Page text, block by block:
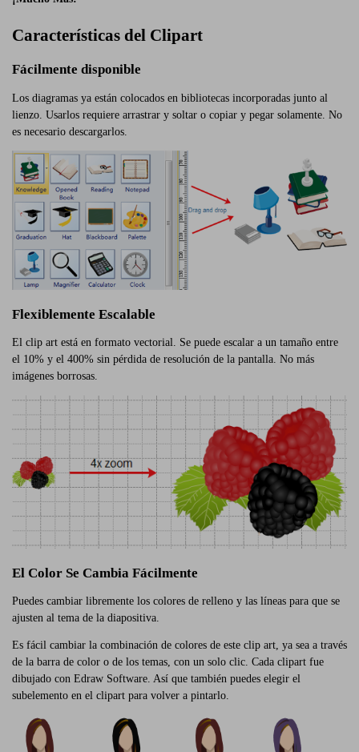
Características del Clipart
Fácilmente disponible
Los diagramas ya están colocados en bibliotecas incorporadas junto al
lienzo. Usarlos requiere arrastrar y soltar o copiar y pegar solamente. No
es necesario descargarlos.
Flexiblemente Escalable
El clip art está en formato vectorial. Se puede escalar a un tamaño entre
el 10% y el 400% sin pérdida de resolución de la pantalla. No más
imágenes borrosas.
El Color Se Cambia Fácilmente
Puedes cambiar libremente los colores de relleno y las líneas para que se
ajusten al tema de la diapositiva.
Es fácil cambiar la combinación de colores de este clip art, ya sea a través
de la barra de color o de los temas, con un solo clic. Cada clipart fue
dibujado con Edraw Software. Así que también puedes elegir el
subelemento en el clipart para volver a pintarlo.